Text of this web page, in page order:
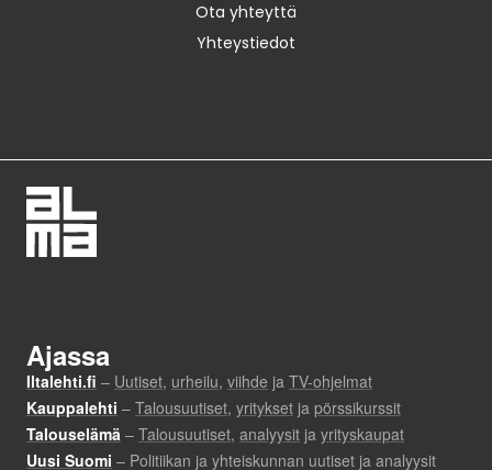
Ota yhteyttä
Yhteystiedot